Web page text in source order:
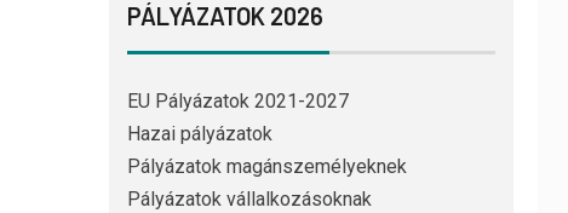
PÁLYÁZATOK 2026
EU Pályázatok 2021-2027
Hazai pályázatok
Pályázatok magánszemélyeknek
Pályázatok vállalkozásoknak